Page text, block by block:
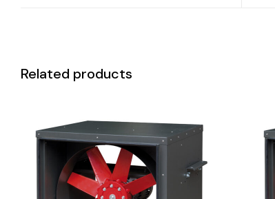
Related products